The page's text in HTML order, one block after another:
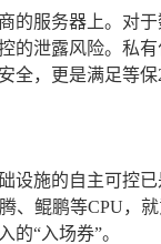
的服务器上。对
的泄露风险。私
全，更是满足等
设施的自主可控
、鲲鹏等CPU，
“入场券”。